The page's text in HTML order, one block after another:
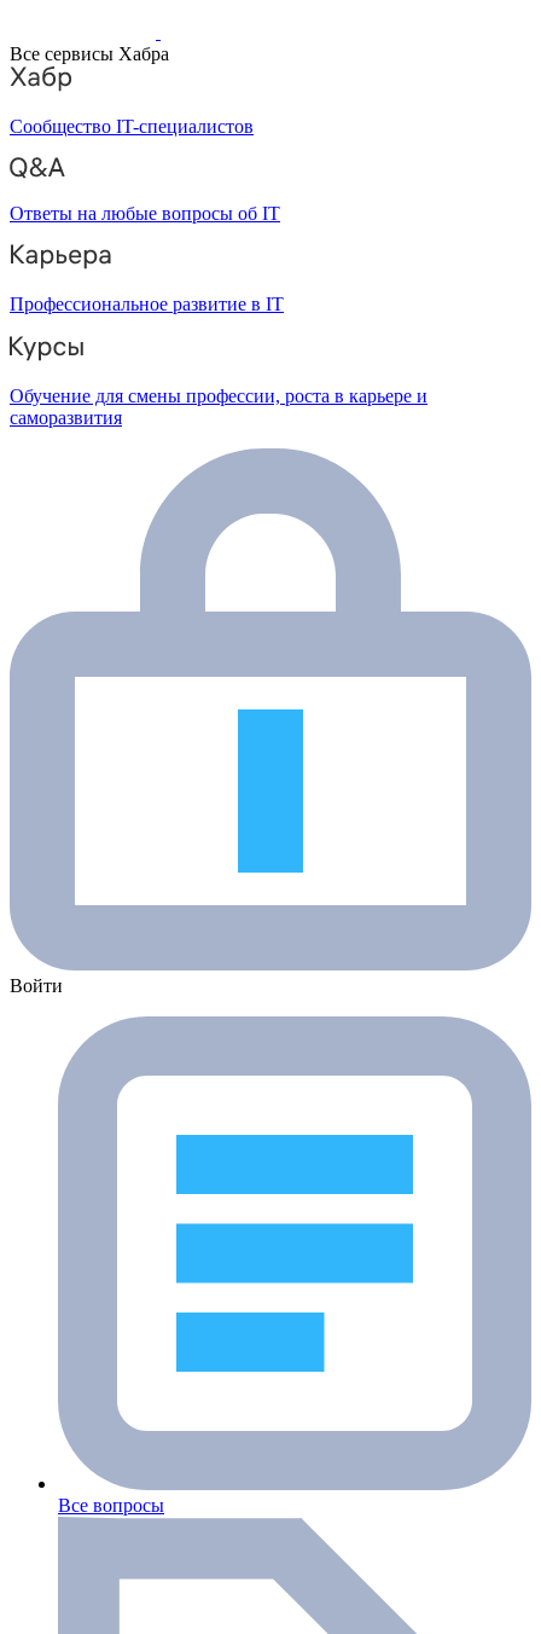
Все сервисы Хабра
Сообщество IT-специалистов
Ответы на любые вопросы об IT
Профессиональное развитие в IT
Обучение для смены профессии, роста в карьере и
саморазвития
Войти
Все вопросы